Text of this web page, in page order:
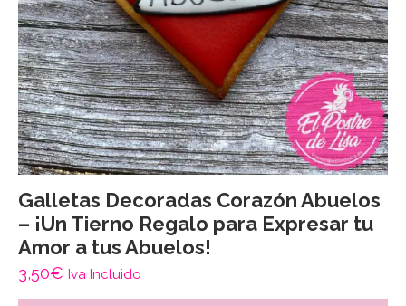
Galletas Decoradas Corazón Abuelos
– ¡Un Tierno Regalo para Expresar tu
Amor a tus Abuelos!
3,50€ Iva Incluido